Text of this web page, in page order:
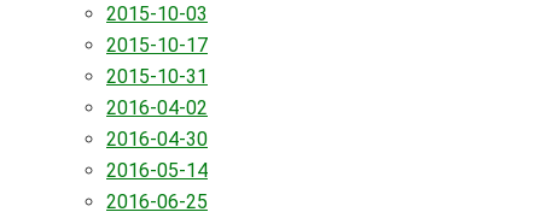
2015-10-03
2015-10-17
2015-10-31
2016-04-02
2016-04-30
2016-05-14
2016-06-25